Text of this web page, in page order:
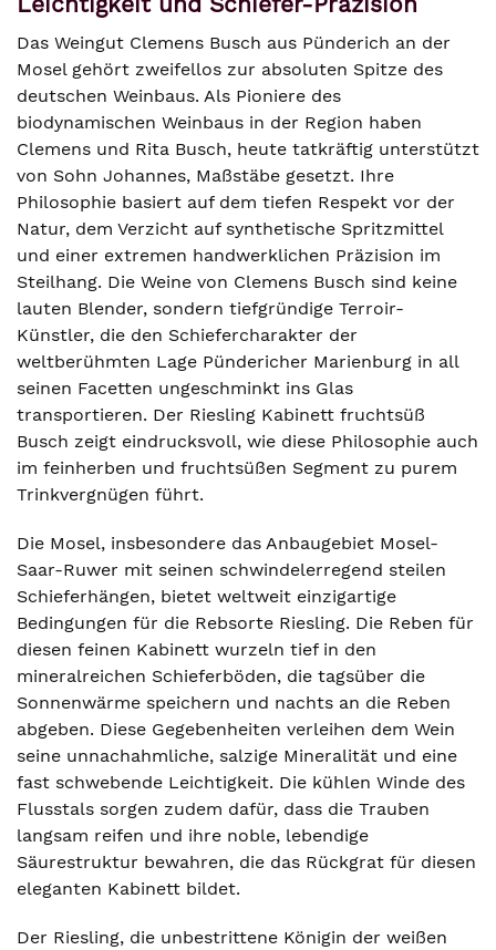
Das Weingut Clemens Busch aus Pünderich an der
Mosel gehört zweifellos zur absoluten Spitze des
deutschen Weinbaus. Als Pioniere des
biodynamischen Weinbaus in der Region haben
Clemens und Rita Busch, heute tatkräftig unterstützt
von Sohn Johannes, Maßstäbe gesetzt. Ihre
Philosophie basiert auf dem tiefen Respekt vor der
Natur, dem Verzicht auf synthetische Spritzmittel
und einer extremen handwerklichen Präzision im
Steilhang. Die Weine von Clemens Busch sind keine
lauten Blender, sondern tiefgründige Terroir-
Künstler, die den Schiefercharakter der
weltberühmten Lage Pündericher Marienburg in all
seinen Facetten ungeschminkt ins Glas
transportieren. Der Riesling Kabinett fruchtsüß
Busch zeigt eindrucksvoll, wie diese Philosophie auch
im feinherben und fruchtsüßen Segment zu purem
Trinkvergnügen führt.
Die Mosel, insbesondere das Anbaugebiet Mosel-
Saar-Ruwer mit seinen schwindelerregend steilen
Schieferhängen, bietet weltweit einzigartige
Bedingungen für die Rebsorte Riesling. Die Reben für
diesen feinen Kabinett wurzeln tief in den
mineralreichen Schieferböden, die tagsüber die
Sonnenwärme speichern und nachts an die Reben
abgeben. Diese Gegebenheiten verleihen dem Wein
seine unnachahmliche, salzige Mineralität und eine
fast schwebende Leichtigkeit. Die kühlen Winde des
Flusstals sorgen zudem dafür, dass die Trauben
langsam reifen und ihre noble, lebendige
Säurestruktur bewahren, die das Rückgrat für diesen
eleganten Kabinett bildet.
Der Riesling, die unbestrittene Königin der weißen